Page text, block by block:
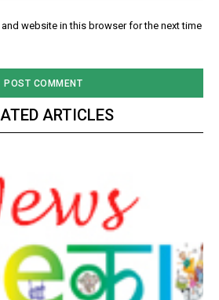
and website in this browser for the next time
ARTICLES